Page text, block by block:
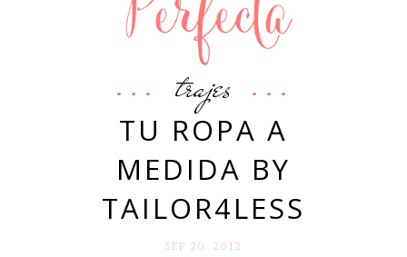
trajes
TU ROPA A
MEDIDA BY
TAILOR4LESS
SEP 20. 2012